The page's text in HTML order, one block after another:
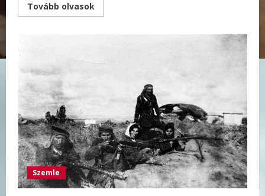
Tovább olvasok
more
Szemle